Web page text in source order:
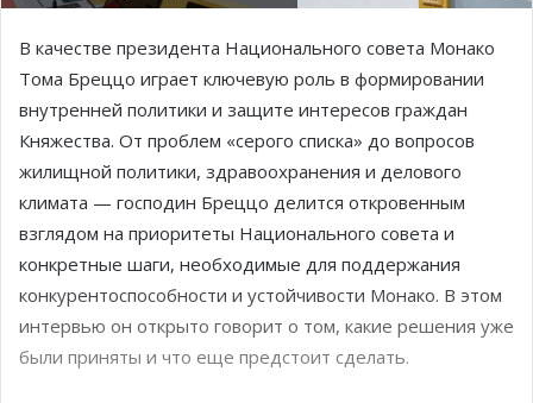
В качестве президента Национального совета Монако
Тома Бреццо играет ключевую роль в формировании
внутренней политики и защите интересов граждан
Княжества. От проблем «серого списка» до вопросов
жилищной политики, здравоохранения и делового
климата — господин Бреццо делится откровенным
взглядом на приоритеты Национального совета и
конкретные шаги, необходимые для поддержания
конкурентоспособности и устойчивости Монако. В этом
интервью он открыто говорит о том, какие решения уже
были приняты и что еще предстоит сделать.